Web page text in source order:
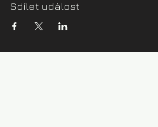
Sdílet událost